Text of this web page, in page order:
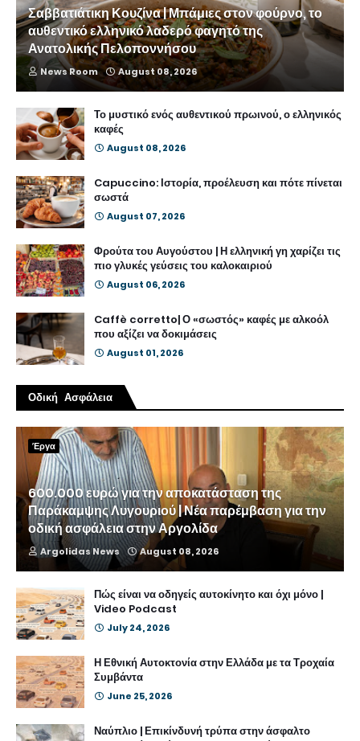
Σαββατιάτικη Κουζίνα | Μπάμιες στον φούρνο, το
αυθεντικό ελληνικό λαδερό φαγητό της
Ανατολικής Πελοποννήσου
News Room August 08, 2026
Το μυστικό ενός αυθεντικού πρωινού, ο ελληνικός
καφές
August 08, 2026
Capuccino: Ιστορία, προέλευση και πότε πίνεται
σωστά
August 07, 2026
Φρούτα του Αυγούστου | Η ελληνική γη χαρίζει τις
πιο γλυκές γεύσεις του καλοκαιριού
August 06, 2026
Caffè corretto| Ο «σωστός» καφές με αλκοόλ
που αξίζει να δοκιμάσεις
August 01, 2026
Οδική Ασφάλεια
Έργα
600.000 ευρώ για την αποκατάσταση της
Παράκαμψης Λυγουριού | Νέα παρέμβαση για την
οδική ασφάλεια στην Αργολίδα
Argolidas News August 08, 2026
Πώς είναι να οδηγείς αυτοκίνητο και όχι μόνο |
Video Podcast
July 24, 2026
Η Εθνική Αυτοκτονία στην Ελλάδα με τα Τροχαία
Συμβάντα
June 25, 2026
Ναύπλιο | Επικίνδυνή τρύπα στην άσφαλτο